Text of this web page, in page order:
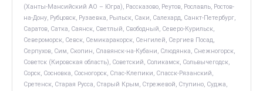
(Ханты-Мансийский АО – Югра), Рассказово, Реутов, Рославль, Ростов-
на-Дону, Рубцовск, Рузаевка, Рыльск, Саки, Салехард, Санкт-Петербург,
Саратов, Сатка, Саянск, Светлый, Свободный, Северо-Курильск,
Североморск, Севск, Семикаракорск, Сенгилей, Сергиев Посад,
Серпухов, Сим, Скопин, Славянск-на-Кубани, Слюдянка, Снежногорск,
Советск (Кировская область), Советский, Соликамск, Сольвычегодск,
Сорск, Сосновка, Сосногорск, Спас-Клепики, Спасск-Рязанский,
Сретенск, Старая Русса, Старый Крым, Стрежевой, Ступино, Суджа,